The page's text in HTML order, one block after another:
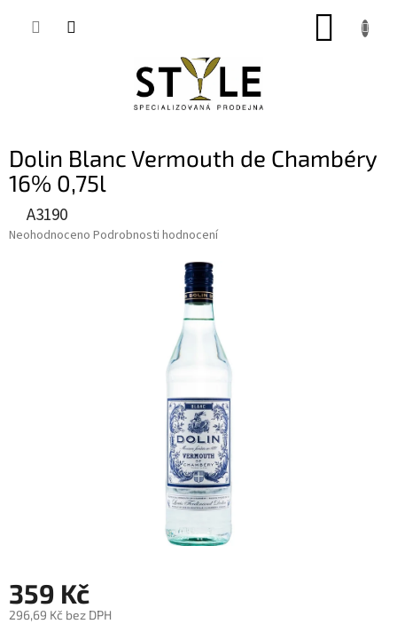
Dolin Blanc Vermouth de Chambéry
16% 0,75l
A3190
Průměrné
Neohodnoceno Podrobnosti hodnocení
359 Kč
296,69 Kč bez DPH